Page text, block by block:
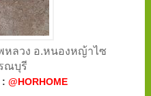
หลวง อ.หนองหญ้าไซ
ณบุรี
:@HORHOME